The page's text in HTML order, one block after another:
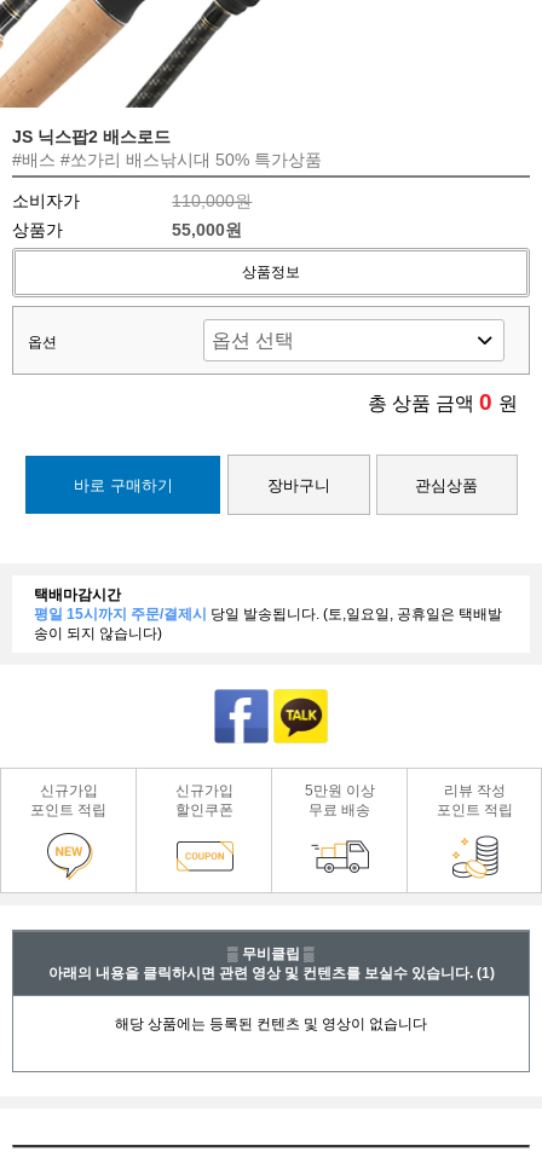
JS 닉스팝2 배스로드
#배스 #쏘가리 배스낚시대 50% 특가상품
소비자가
110,000원
상품가
55,000원
상품정보
옵션
총 상품 금액 0 원
바로 구매하기 장바구니 관심상품
택배마감시간
평일 15시까지 주문/결제시 당일 발송됩니다. (토,일요일, 공휴일은 택배발
송이 되지 않습니다)
신규가입
포인트 적립
신규가입
할인쿠폰
5만원 이상
무료 배송
리뷰 작성
포인트 적립
▒ 무비클립 ▒
아래의 내용을 클릭하시면 관련 영상 및 컨텐츠를 보실수 있습니다. (1)